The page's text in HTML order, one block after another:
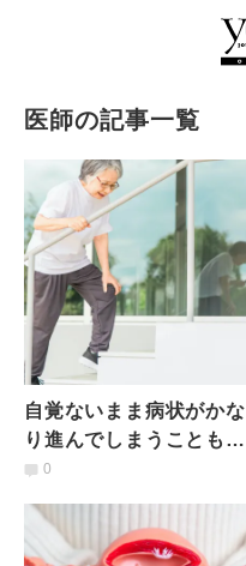
医師の記事一覧
自覚ないまま病状がかな
り進んでしまうことも…
骨粗しょう症になりやす
解説
0